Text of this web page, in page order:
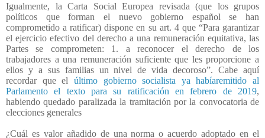
Igualmente, la Carta Social Europea revisada (que los grupos
políticos que forman el nuevo gobierno español se han
comprometido a ratificar) dispone en su art. 4 que “Para garantizar
el ejercicio efectivo del derecho a una remuneración equitativa, las
Partes se comprometen: 1. a reconocer el derecho de los
trabajadores a una remuneración suficiente que les proporcione a
ellos y a sus familias un nivel de vida decoroso”. Cabe aquí
recordar que el último gobierno socialista ya habíaremitido al
Parlamento el texto para su ratificación en febrero de 2019,
habiendo quedado paralizada la tramitación por la convocatoria de
elecciones generales
¿Cuál es valor añadido de una norma o acuerdo adoptado en el